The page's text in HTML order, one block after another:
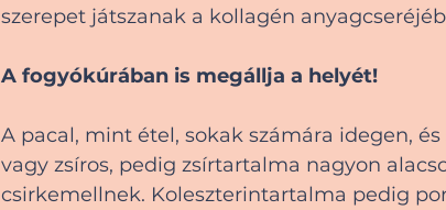
szerepet játszanak a kollagén
A fogyókúrában is megállja a helyét!
A pacal, mint étel, sokak számára idegen,
vagy zsíros, pedig zsírtartalma nagyon
csirkemellnek. Koleszterintartalma pedig